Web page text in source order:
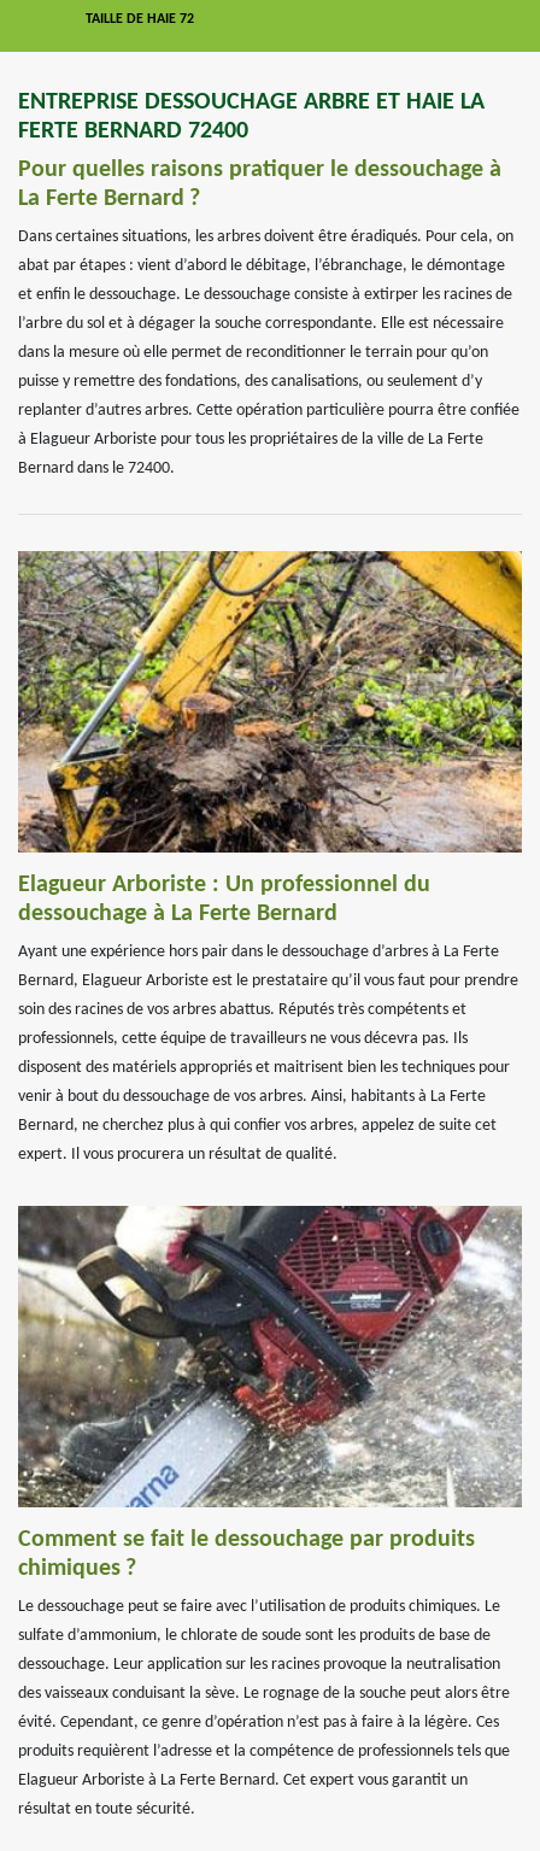
TAILLE DE HAIE 72
ENTREPRISE DESSOUCHAGE ARBRE ET HAIE LA
FERTE BERNARD 72400
Pour quelles raisons pratiquer le dessouchage à
La Ferte Bernard ?
Dans certaines situations, les arbres doivent être éradiqués. Pour cela, on
abat par étapes : vient d’abord le débitage, l’ébranchage, le démontage
et enfin le dessouchage. Le dessouchage consiste à extirper les racines de
l’arbre du sol et à dégager la souche correspondante. Elle est nécessaire
dans la mesure où elle permet de reconditionner le terrain pour qu’on
puisse y remettre des fondations, des canalisations, ou seulement d’y
replanter d’autres arbres. Cette opération particulière pourra être confiée
à Elagueur Arboriste pour tous les propriétaires de la ville de La Ferte
Bernard dans le 72400.
Elagueur Arboriste : Un professionnel du
dessouchage à La Ferte Bernard
Ayant une expérience hors pair dans le dessouchage d’arbres à La Ferte
Bernard, Elagueur Arboriste est le prestataire qu’il vous faut pour prendre
soin des racines de vos arbres abattus. Réputés très compétents et
professionnels, cette équipe de travailleurs ne vous décevra pas. Ils
disposent des matériels appropriés et maitrisent bien les techniques pour
venir à bout du dessouchage de vos arbres. Ainsi, habitants à La Ferte
Bernard, ne cherchez plus à qui confier vos arbres, appelez de suite cet
expert. Il vous procurera un résultat de qualité.
Comment se fait le dessouchage par produits
chimiques ?
Le dessouchage peut se faire avec l’utilisation de produits chimiques. Le
sulfate d’ammonium, le chlorate de soude sont les produits de base de
dessouchage. Leur application sur les racines provoque la neutralisation
des vaisseaux conduisant la sève. Le rognage de la souche peut alors être
évité. Cependant, ce genre d’opération n’est pas à faire à la légère. Ces
produits requièrent l’adresse et la compétence de professionnels tels que
Elagueur Arboriste à La Ferte Bernard. Cet expert vous garantit un
résultat en toute sécurité.